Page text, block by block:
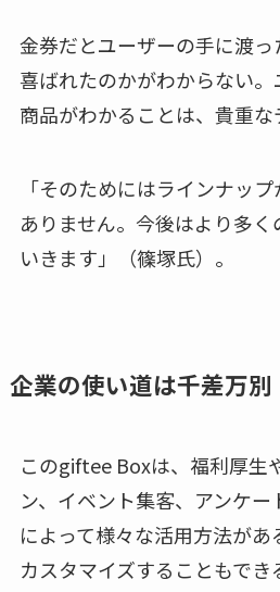
金券だとユーザーの手に渡っ
喜ばれたのかがわからない
商品がわかることは、貴重な
「そのためにはラインナッ
ありません。今後はより多
いきます」（篠塚氏）。
企業の使い道は千差万別
このgiftee Boxは、福利厚生
ン、イベント集客、アンケ
によって様々な活用方法が
カスタマイズすることもでき